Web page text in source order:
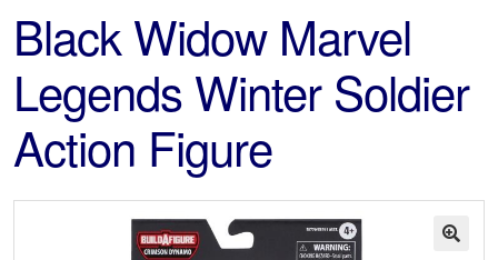
Black Widow Marvel
Legends Winter Soldier
Action Figure